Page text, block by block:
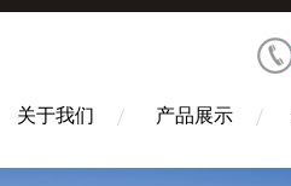
关于我们 产品展示